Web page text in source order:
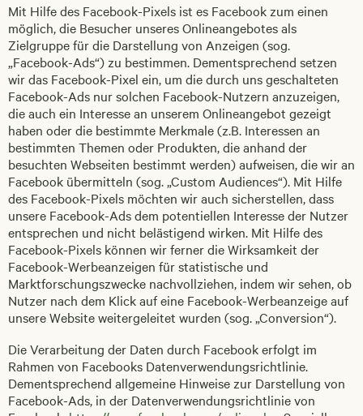
Mit Hilfe des Facebook-Pixels ist es Facebook zum einen
möglich, die Besucher unseres Onlineangebotes als
Zielgruppe für die Darstellung von Anzeigen (sog.
„Facebook-Ads“) zu bestimmen. Dementsprechend setzen
wir das Facebook-Pixel ein, um die durch uns geschalteten
Facebook-Ads nur solchen Facebook-Nutzern anzuzeigen,
die auch ein Interesse an unserem Onlineangebot gezeigt
haben oder die bestimmte Merkmale (z.B. Interessen an
bestimmten Themen oder Produkten, die anhand der
besuchten Webseiten bestimmt werden) aufweisen, die wir an
Facebook übermitteln (sog. „Custom Audiences“). Mit Hilfe
des Facebook-Pixels möchten wir auch sicherstellen, dass
unsere Facebook-Ads dem potentiellen Interesse der Nutzer
entsprechen und nicht belästigend wirken. Mit Hilfe des
Facebook-Pixels können wir ferner die Wirksamkeit der
Facebook-Werbeanzeigen für statistische und
Marktforschungszwecke nachvollziehen, indem wir sehen, ob
Nutzer nach dem Klick auf eine Facebook-Werbeanzeige auf
unsere Website weitergeleitet wurden (sog. „Conversion“).
Die Verarbeitung der Daten durch Facebook erfolgt im
Rahmen von Facebooks Datenverwendungsrichtlinie.
Dementsprechend allgemeine Hinweise zur Darstellung von
Facebook-Ads, in der Datenverwendungsrichtlinie von